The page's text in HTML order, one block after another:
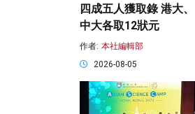
四成五人獲取錄 港大、
中大各取12狀元
作者: 本社編輯部
2026-08-05